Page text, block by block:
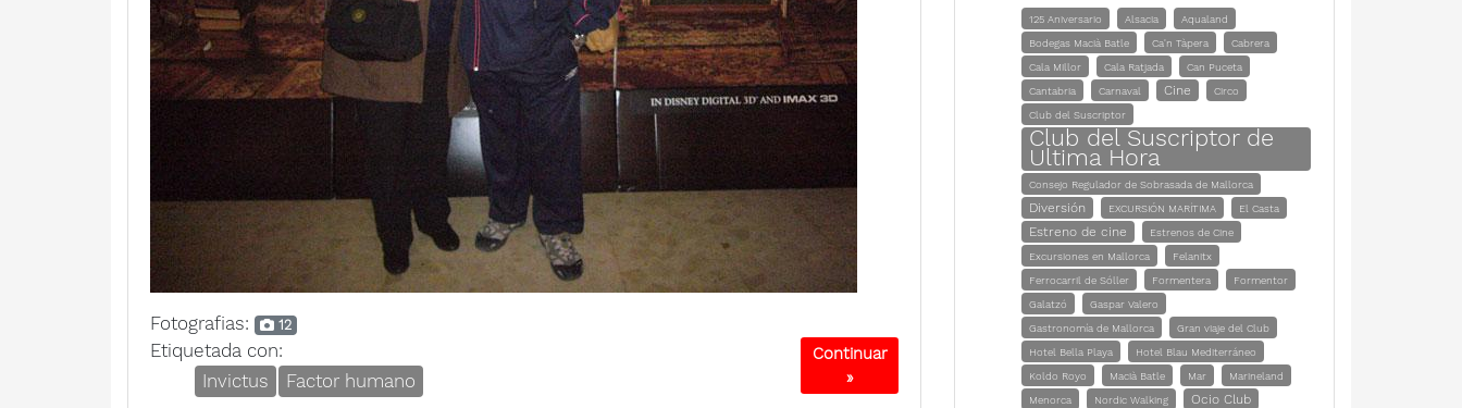
Fotografias: 12
Etiquetada con:
Invictus
Factor humano
Continuar
»
125 Aniversario Alsacia
Aqualand
Bodegas Macià Batle
Ca'n Tàpera
Cabrera
Cala Millor
Cala Ratjada
Can Puceta
Cantabria
Carnaval Cine
Circo
Club del Suscriptor
Club del Suscriptor de
Ultima Hora
Consejo Regulador de Sobrasada de Mallorca
Diversión EXCURSIÓN MARÍTIMA El Casta
Estreno de cine
Estrenos de Cine
Excursiones en Mallorca
Felanitx
Ferrocarril de Sóller
Formentera
Formentor
Galatzó
Gaspar Valero
Gastronomía de Mallorca
Gran viaje del Club
Hotel Bella Playa
Hotel Blau Mediterráneo
Koldo Royo
Macià Batle Mar
Marineland
Menorca
Nordic Walking Ocio Club